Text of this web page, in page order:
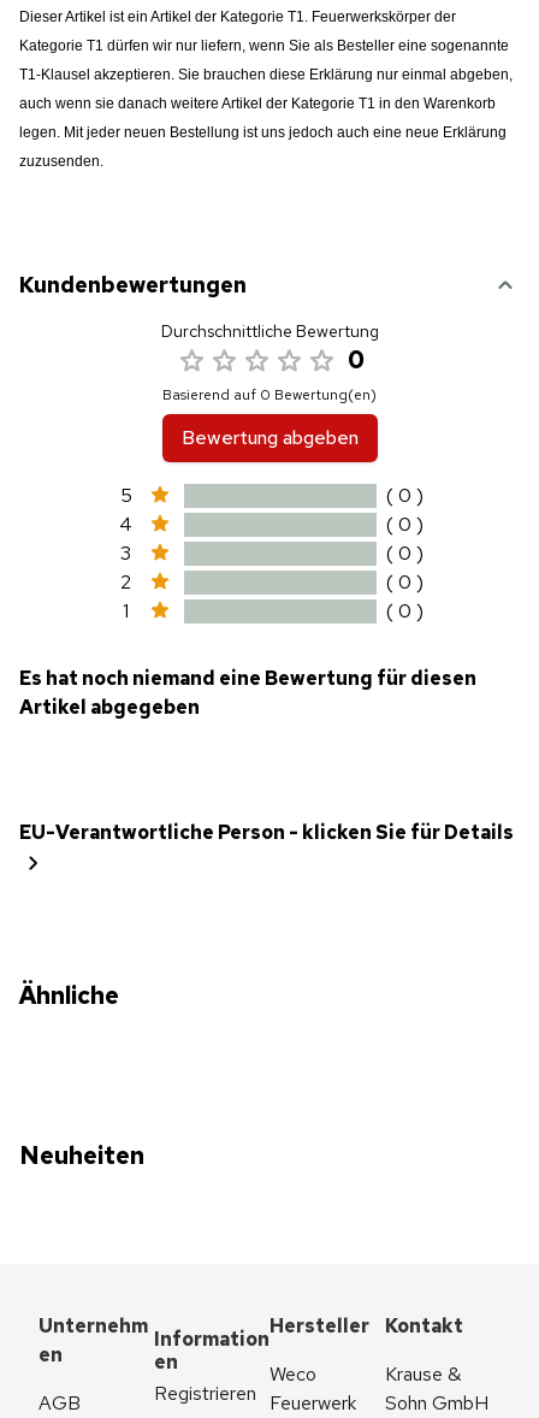
Dieser Artikel ist ein Artikel der Kategorie T1. Feuerwerkskörper der
Kategorie T1 dürfen wir nur liefern, wenn Sie als Besteller eine sogenannte
T1-Klausel akzeptieren. Sie brauchen diese Erklärung nur einmal abgeben,
auch wenn sie danach weitere Artikel der Kategorie T1 in den Warenkorb
legen. Mit jeder neuen Bestellung ist uns jedoch auch eine neue Erklärung
zuzusenden.
Kundenbewertungen
Durchschnittliche Bewertung
0
Basierend auf 0 Bewertung(en)
Bewertung abgeben
5
( 0 )
4
( 0 )
3
( 0 )
2
( 0 )
1
( 0 )
Es hat noch niemand eine Bewertung für diesen
Artikel abgegeben
EU-Verantwortliche Person - klicken Sie für Details
Ähnliche
Neuheiten
Unternehm
en
AGB
Information
en
Registrieren
Hersteller
Weco
Feuerwerk
Kontakt
Krause &
Sohn GmbH